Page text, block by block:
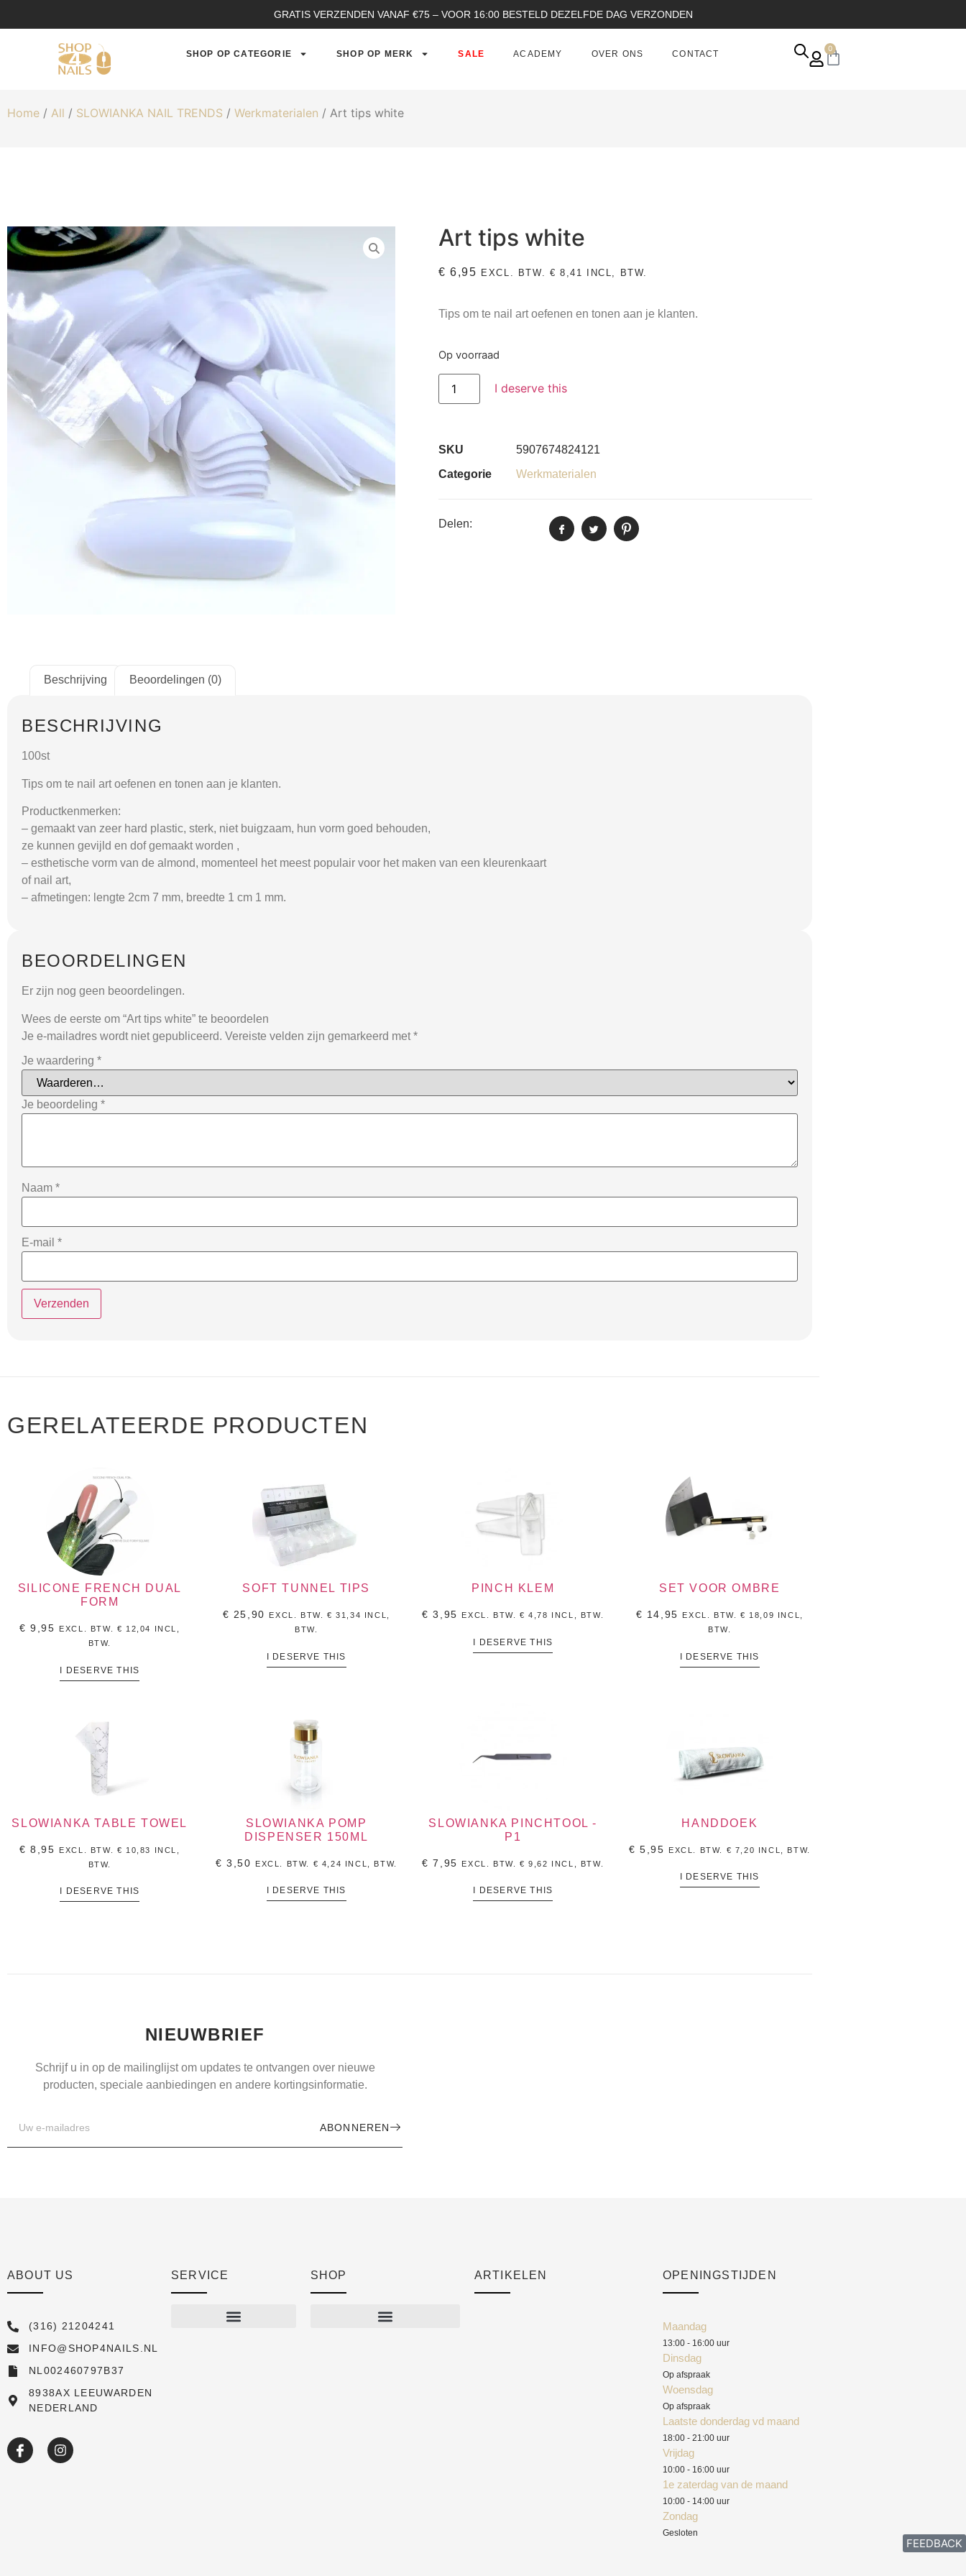
GRATIS VERZENDEN VANAF €75 – VOOR 16:00 BESTELD DEZELFDE DAG VERZONDEN
SHOP OP CATEGORIE SHOP OP MERK SALE ACADEMY OVER ONS CONTACT
0
Home / All / SLOWIANKA NAIL TRENDS / Werkmaterialen / Art tips white
Art tips white
€ 6,95 EXCL. BTW. € 8,41 INCL, BTW.
Tips om te nail art oefenen en tonen aan je klanten.
Op voorraad
I deserve this
SKU
5907674824121
Categorie
Werkmaterialen
Delen:
Beschrijving Beoordelingen (0)
BESCHRIJVING
100st
Tips om te nail art oefenen en tonen aan je klanten.
Productkenmerken:
– gemaakt van zeer hard plastic, sterk, niet buigzaam, hun vorm goed behouden,
ze kunnen gevijld en dof gemaakt worden ,
– esthetische vorm van de almond, momenteel het meest populair voor het maken van een kleurenkaart
of nail art,
– afmetingen: lengte 2cm 7 mm, breedte 1 cm 1 mm.
BEOORDELINGEN
Er zijn nog geen beoordelingen.
Wees de eerste om “Art tips white” te beoordelen
Je e-mailadres wordt niet gepubliceerd. Vereiste velden zijn gemarkeerd met *
Je waardering *
Je beoordeling *
Naam *
E-mail *
GERELATEERDE PRODUCTEN
SILICONE FRENCH DUAL
FORM
€ 9,95 EXCL. BTW. € 12,04
INCL,
BTW.
I DESERVE THIS
SOFT TUNNEL TIPS
€ 25,90 EXCL. BTW.€ 31,34 INCL,
BTW.
I DESERVE THIS
PINCH KLEM
€ 3,95 EXCL. BTW.€ 4,78 INCL, BTW.
I DESERVE THIS
SET VOOR OMBRE
€ 14,95 EXCL. BTW.€ 18,09 INCL,
BTW.
I DESERVE THIS
SLOWIANKA TABLE TOWEL
€ 8,95 EXCL. BTW. € 10,83
INCL,
BTW.
I DESERVE THIS
SLOWIANKA POMP
DISPENSER 150ML
€ 3,50 EXCL. BTW. € 4,24 INCL, BTW.
I DESERVE THIS
SLOWIANKA PINCHTOOL -
P1
€ 7,95 EXCL. BTW.€ 9,62 INCL, BTW.
I DESERVE THIS
HANDDOEK
€ 5,95 EXCL. BTW. € 7,20 INCL, BTW.
I DESERVE THIS
NIEUWBRIEF
Schrijf u in op de mailinglijst om updates te ontvangen over nieuwe
producten, speciale aanbiedingen en andere kortingsinformatie.
ABONNEREN
ABOUT US
(316) 21204241
INFO@SHOP4NAILS.NL
NL002460797B37
8938AX LEEUWARDEN
NEDERLAND
SERVICE SHOP ARTIKELEN OPENINGSTIJDEN
Maandag
13:00 - 16:00 uur
Dinsdag
Op afspraak
Woensdag
Op afspraak
Laatste donderdag vd maand
18:00 - 21:00 uur
Vrijdag
10:00 - 16:00 uur
1e zaterdag van de maand
10:00 - 14:00 uur
Zondag
Gesloten
FEEDBACK